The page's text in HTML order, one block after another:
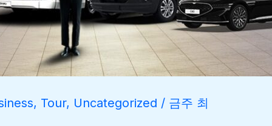
, Tour, Uncategorized / 금주 최